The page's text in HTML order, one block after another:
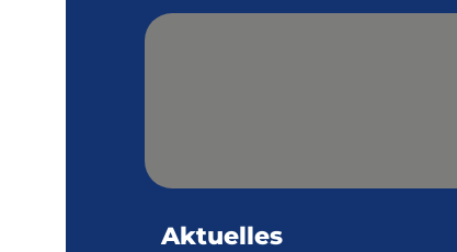
Aktuelles